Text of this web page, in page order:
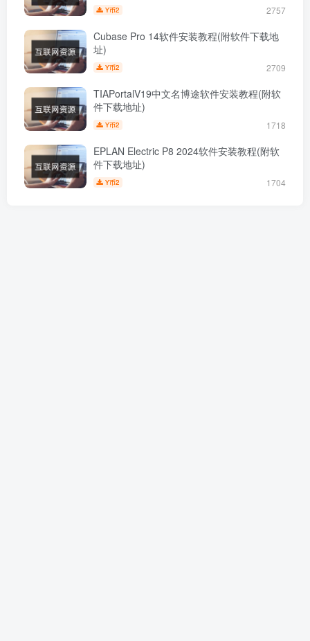
Y币2 2757
Cubase Pro 14软件安装教程(附软件下载地
址)
Y币2 2709
TIAPortalV19中文名博途软件安装教程(附软
件下载地址)
Y币2 1718
EPLAN Electric P8 2024软件安装教程(附软
件下载地址)
Y币2 1704